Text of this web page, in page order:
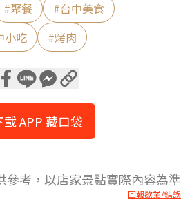
#聚餐 #台中美食
小吃 #烤肉
載 APP 藏口袋
參考，以店家景點實際內容為準
回報歇業/錯誤